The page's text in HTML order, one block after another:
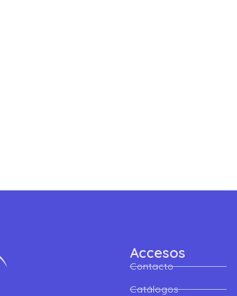
Accesos
Contacto
Catálogos